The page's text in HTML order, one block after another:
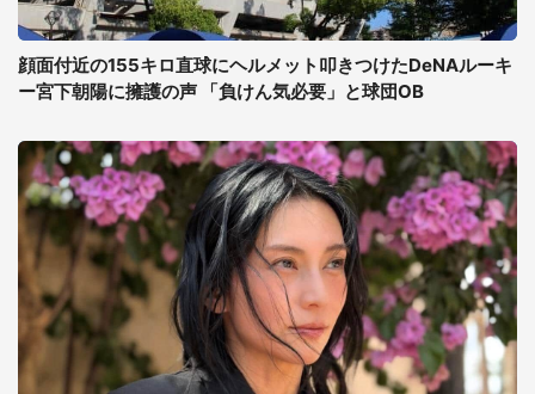
顔面付近の155キロ直球にヘルメット叩きつけたDeNAルーキ
ー宮下朝陽に擁護の声 「負けん気必要」と球団OB